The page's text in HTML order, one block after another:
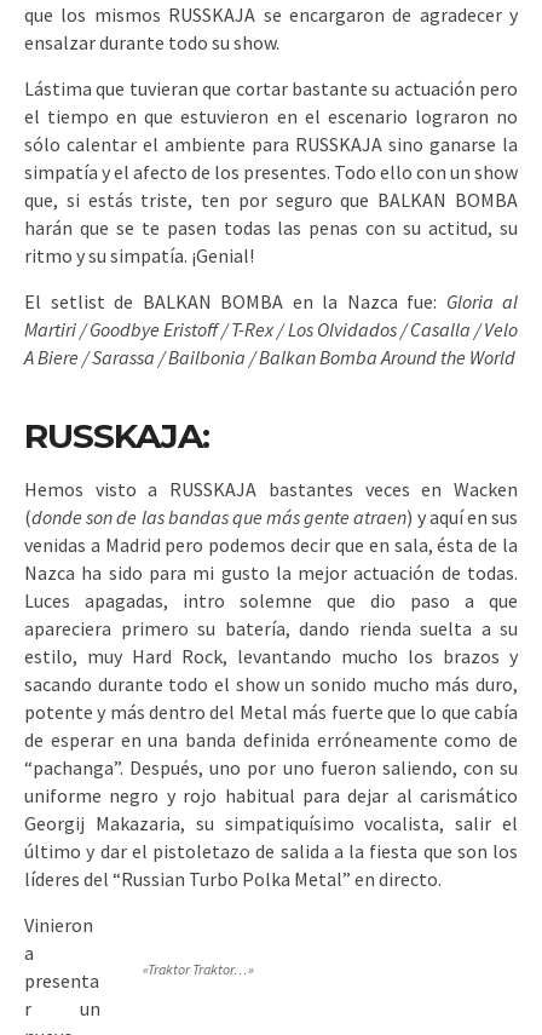
que los mismos RUSSKAJA se encargaron de agradecer y
ensalzar durante todo su show.
Lástima que tuvieran que cortar bastante su actuación pero
el tiempo en que estuvieron en el escenario lograron no
sólo calentar el ambiente para RUSSKAJA sino ganarse la
simpatía y el afecto de los presentes. Todo ello con un show
que, si estás triste, ten por seguro que BALKAN BOMBA
harán que se te pasen todas las penas con su actitud, su
ritmo y su simpatía. ¡Genial!
El setlist de BALKAN BOMBA en la Nazca fue: Gloria al
Martiri / Goodbye Eristoff / T-Rex / Los Olvidados / Casalla / Velo
A Biere / Sarassa / Bailbonia / Balkan Bomba Around the World
RUSSKAJA:
Hemos visto a RUSSKAJA bastantes veces en Wacken
(donde son de las bandas que más gente atraen) y aquí en sus
venidas a Madrid pero podemos decir que en sala, ésta de la
Nazca ha sido para mi gusto la mejor actuación de todas.
Luces apagadas, intro solemne que dio paso a que
apareciera primero su batería, dando rienda suelta a su
estilo, muy Hard Rock, levantando mucho los brazos y
sacando durante todo el show un sonido mucho más duro,
potente y más dentro del Metal más fuerte que lo que cabía
de esperar en una banda definida erróneamente como de
“pachanga”. Después, uno por uno fueron saliendo, con su
uniforme negro y rojo habitual para dejar al carismático
Georgij Makazaria, su simpatiquísimo vocalista, salir el
último y dar el pistoletazo de salida a la fiesta que son los
líderes del “Russian Turbo Polka Metal” en directo.
«Traktor Traktor…»
Vinieron
a
presenta
r un